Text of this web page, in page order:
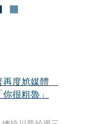
再度尬媒體
很粗魯」